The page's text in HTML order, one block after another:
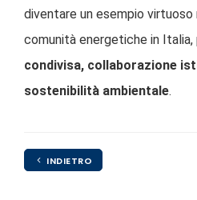
diventare un esempio virtuoso
comunità energetiche in Italia,
condivisa, collaborazione
sostenibilità ambientale.
INDIETRO